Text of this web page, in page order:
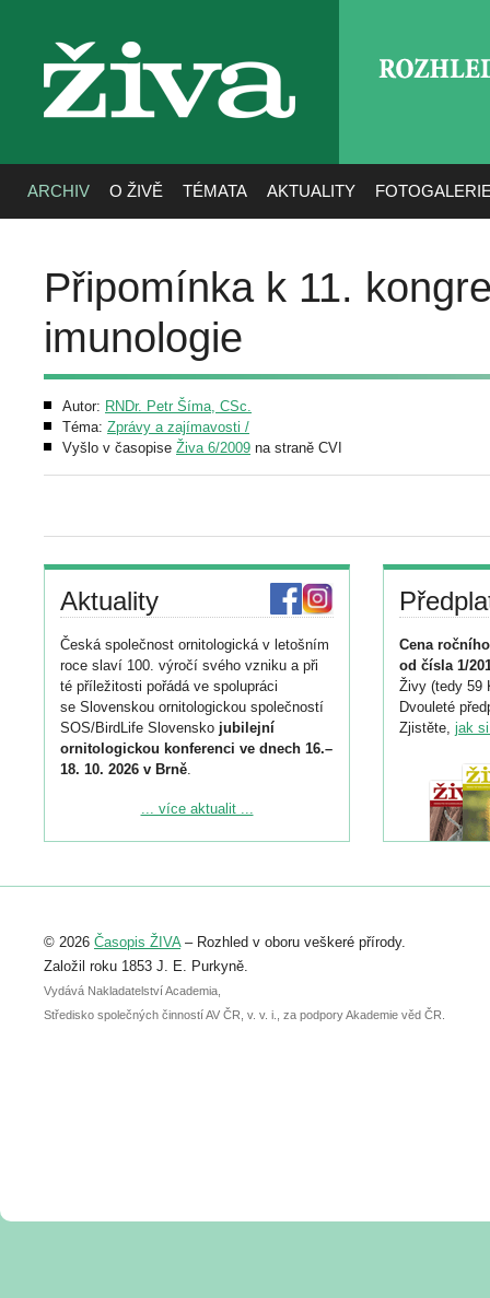
živa
ARCHIV O ŽIVĚ TÉMATA AKTUALITY
Připomínka k 11.
imunologie
Autor: RNDr. Petr Šíma, CSc.
Téma: Zprávy a zajímavosti /
Vyšlo v časopise Živa 6/2009 na straně CVI
Aktuality
Česká společnost ornitologická v letošním
roce slaví 100. výročí svého vzniku a při
té příležitosti pořádá ve spolupráci
se Slovenskou ornitologickou společností
SOS/BirdLife Slovensko jubilejní
ornitologickou konferenci ve dnech 16.–
18. 10. 2026 v Brně.
Podrobnější informace ke konferenci
Registrovat se můžete do 6. září.
abstraktu přihlášené přednášky nebo
posteru je už 30. června.
... více aktualit ...
Cena
od čísla 1/
Živy (tedy 59
Dvouleté
Zjistěte, jak
© 2026 Časopis ŽIVA– Rozhled v oboru veškeré přírody.
Založil roku 1853 J. E. Purkyně.
Vydává Nakladatelství Academia,
Středisko společných činností AV ČR, v. v. i., za podpory Akademie věd ČR.